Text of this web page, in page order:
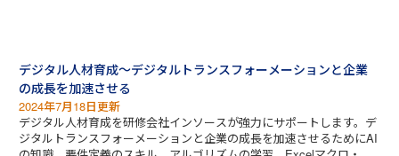
デジタル人材育成～デジタルトランスフォーメーションと企業
の成長を加速させる
2024年7月18日更新
デジタル人材育成を研修会社インソースが強力にサポートします。デ
ジタルトランスフォーメーションと企業の成長を加速させるためにAI